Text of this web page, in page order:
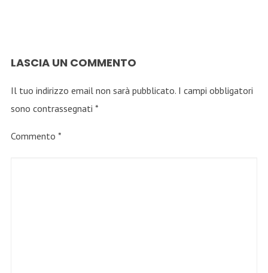
LASCIA UN COMMENTO
Il tuo indirizzo email non sarà pubblicato. I campi obbligatori
sono contrassegnati *
Commento *